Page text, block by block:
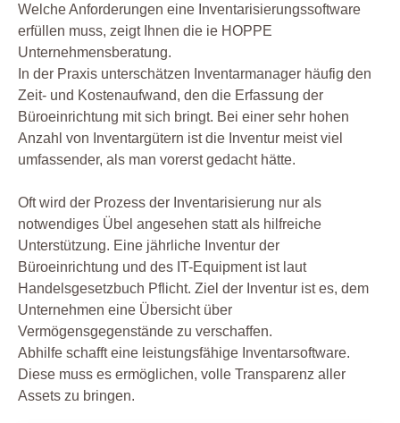
Welche Anforderungen eine Inventarisierungssoftware
erfüllen muss, zeigt Ihnen die ie HOPPE
Unternehmensberatung.
In der Praxis unterschätzen Inventarmanager häufig den
Zeit- und Kostenaufwand, den die Erfassung der
Büroeinrichtung mit sich bringt. Bei einer sehr hohen
Anzahl von Inventargütern ist die Inventur meist viel
umfassender, als man vorerst gedacht hätte.
Oft wird der Prozess der Inventarisierung nur als
notwendiges Übel angesehen statt als hilfreiche
Unterstützung. Eine jährliche Inventur der
Büroeinrichtung und des IT-Equipment ist laut
Handelsgesetzbuch Pflicht. Ziel der Inventur ist es, dem
Unternehmen eine Übersicht über
Vermögensgegenstände zu verschaffen.
Abhilfe schafft eine leistungsfähige Inventarsoftware.
Diese muss es ermöglichen, volle Transparenz aller
Assets zu bringen.